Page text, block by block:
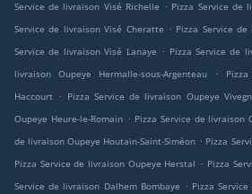
Service de livraison Visé Richelle . Pizza Service de
Service de livraison Visé Cheratte . Pizza Service
Service de livraison Visé Lanaye . Pizza Service de
livraison Oupeye Hermalle-sous-Argenteau
.
Haccourt . Pizza Service de livraison Oupeye
Oupeye Heure-le-Romain . Pizza Service de livraison
de livraison Oupeye Houtain-Saint-Siméon . Pizza
Pizza Service de livraison Oupeye Herstal . Pizza
Service de livraison Dalhem Bombaye . Pizza